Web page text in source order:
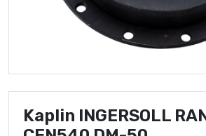
Kaplin INGERSOLL